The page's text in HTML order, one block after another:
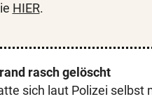
HIER.
rasch gelöscht
sich laut Polizei selbst